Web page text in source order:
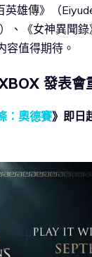
雄傳》（
、《女神異聞
容值得期待。
發表會
：奧德賽》即日